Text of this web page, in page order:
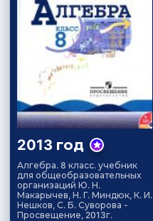
2013 год
Алгебра. 8 класс. учебник
для общеобразовательных
организаций Ю. Н.
Макарычев, Н. Г. Миндюк, К. И.
Нешков, С. Б. Суворова -
Просвещение, 2013г.